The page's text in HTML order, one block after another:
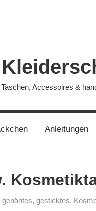
Accessoires &
Anleitungen
genähtes, gesticktes,